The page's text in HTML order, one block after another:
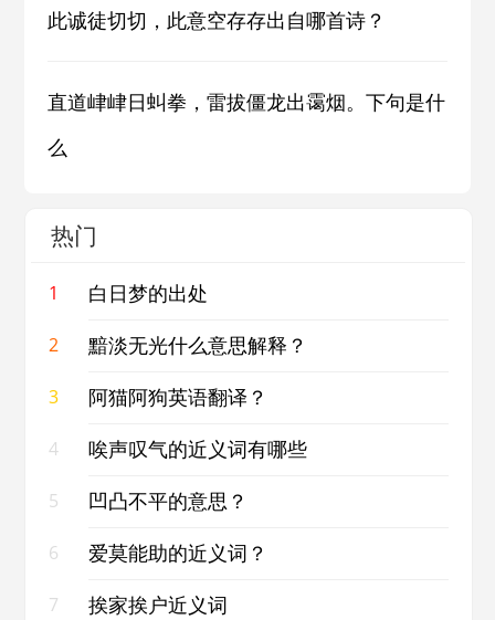
此诚徒切切，此意空存存出自哪首诗？
直道峍峍日虯拳，雷拔僵龙出霭烟。下句是什
么
热门
1 白日梦的出处
2 黯淡无光什么意思解释？
3 阿猫阿狗英语翻译？
4 唉声叹气的近义词有哪些
5 凹凸不平的意思？
6 爱莫能助的近义词？
7 挨家挨户近义词